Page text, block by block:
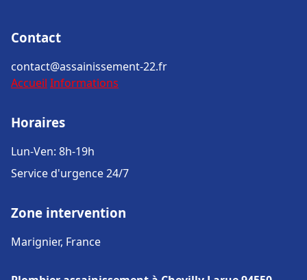
Contact
contact@assainissement-22.fr
Accueil Informations
Horaires
Lun-Ven: 8h-19h
Service d'urgence 24/7
Zone intervention
Marignier, France